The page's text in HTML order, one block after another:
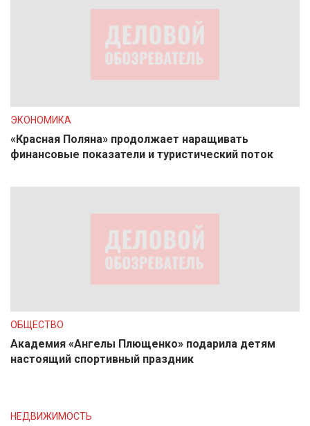
ЭКОНОМИКА
«Красная Поляна» продолжает наращивать
финансовые показатели и туристический поток
ОБЩЕСТВО
Академия «Ангелы Плющенко» подарила детям
настоящий спортивный праздник
НЕДВИЖИМОСТЬ